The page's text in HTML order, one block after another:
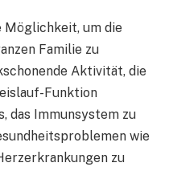
um die
Familie zu
Aktivität, die
Funktion
das Immunsystem zu
wie
zu